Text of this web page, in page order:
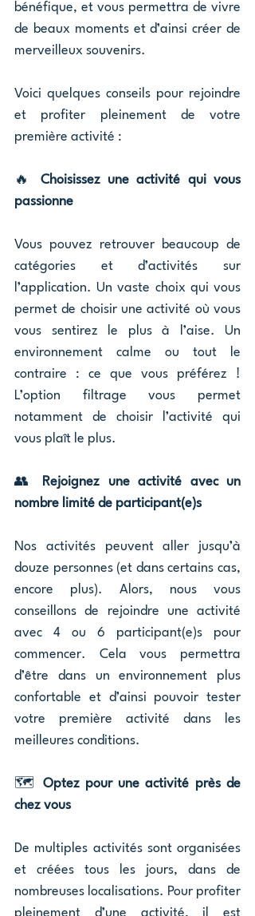
bénéfique, et vous permettra de vivre
de beaux moments et d’ainsi créer de
merveilleux souvenirs.
Voici quelques conseils pour rejoindre
et profiter pleinement de votre
première activité :
🔥 Choisissez une activité qui vous
passionne
Vous pouvez retrouver beaucoup de
catégories et d’activités sur
l’application. Un vaste choix qui vous
permet de choisir une activité où vous
vous sentirez le plus à l’aise. Un
environnement calme ou tout le
contraire : ce que vous préférez !
L’option filtrage vous permet
notamment de choisir l’activité qui
vous plaît le plus.
👥
Rejoignez une activité avec un
nombre limité de participant(e)s
Nos activités peuvent aller jusqu’à
douze personnes (et dans certains cas,
encore plus). Alors, nous vous
conseillons de rejoindre une activité
avec 4 ou 6 participant(e)s pour
commencer. Cela vous permettra
d’être dans un environnement plus
confortable et d’ainsi pouvoir tester
votre première activité dans les
meilleures conditions.
🗺️ Optez pour une activité près de
chez vous
De multiples activités sont organisées
et créées tous les jours, dans de
nombreuses localisations. Pour profiter
pleinement d’une activité, il est